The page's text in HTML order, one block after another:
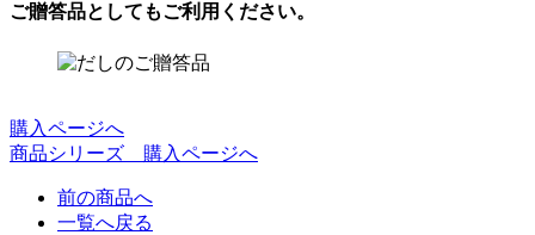
ご贈答品としてもご利用ください。
購入ページへ
商品シリーズ 購入ページへ
前の商品へ
一覧へ戻る